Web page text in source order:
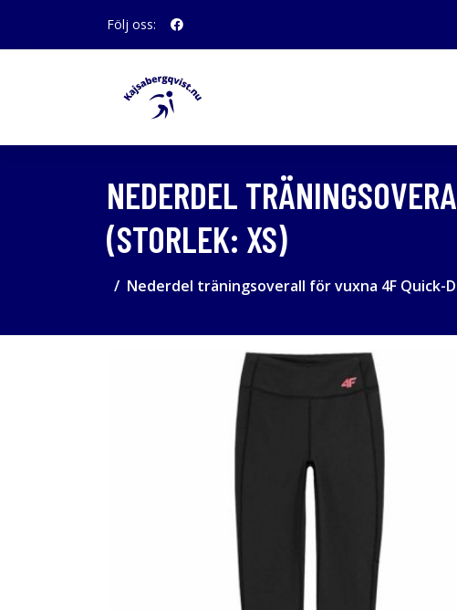
Följ oss:
NEDERDEL
(STORLEK: XS)
Nederdel träningsoverall för vuxna 4F Quick-